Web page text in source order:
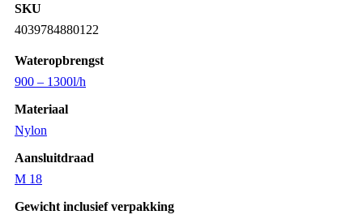
SKU
4039784880122
Wateropbrengst
900 – 1300l/h
Materiaal
Nylon
Aansluitdraad
M 18
Gewicht inclusief verpakking